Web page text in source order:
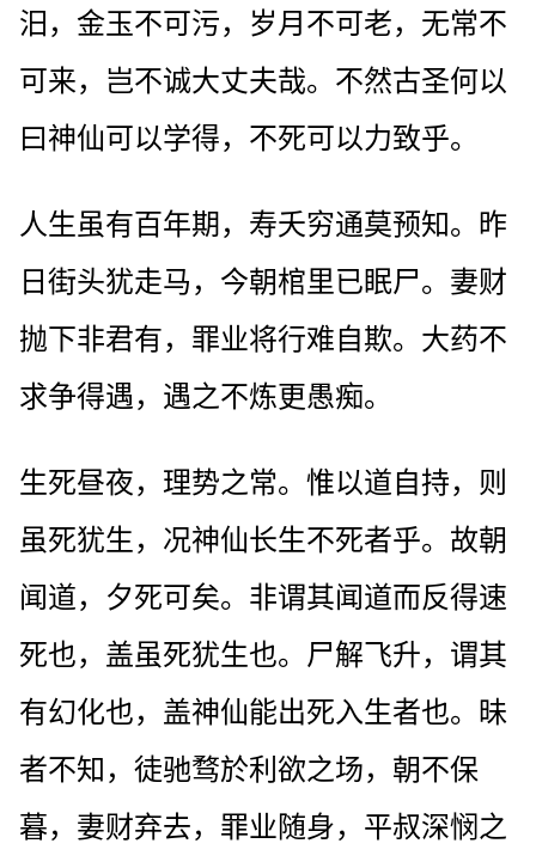
汨，金玉不可污，岁月不可老，无常不
可来，岂不诚大丈夫哉。不然古圣何以
曰神仙可以学得，不死可以力致乎。
人生虽有百年期，寿夭穷通莫预知。昨
日街头犹走马，今朝棺里已眠尸。妻财
抛下非君有，罪业将行难自欺。大药不
求争得遇，遇之不炼更愚痴。
生死昼夜，理势之常。惟以道自持，则
虽死犹生，况神仙长生不死者乎。故朝
闻道，夕死可矣。非谓其闻道而反得速
死也，盖虽死犹生也。尸解飞升，谓其
有幻化也，盖神仙能出死入生者也。昧
者不知，徒驰骛於利欲之场，朝不保
暮，妻财弃去，罪业随身，平叔深悯之